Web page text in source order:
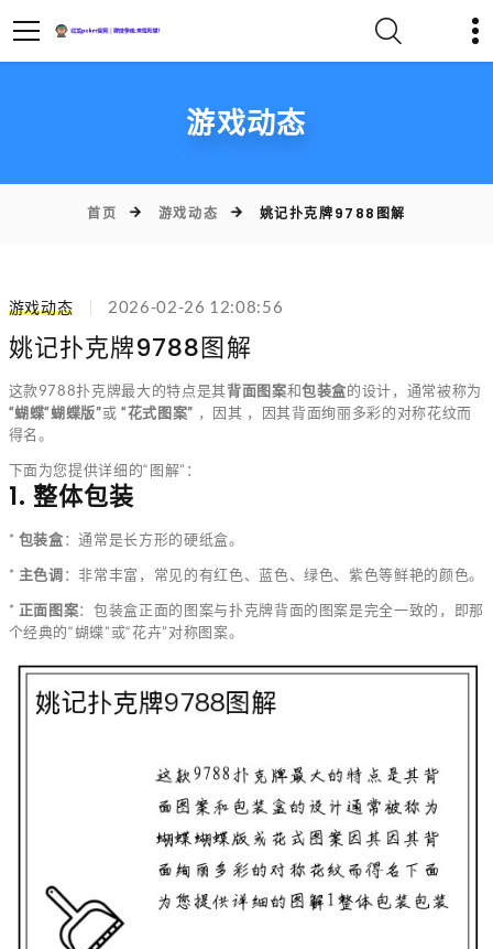
游戏动态
首页 游戏动态 姚记扑克牌9788图解
游戏动态 2026-02-26 12:08:56
姚记扑克牌9788图解
这款9788扑克牌最大的特点是其背面图案和包装盒的设计，通常被称为
“蝴蝶“蝴蝶版”或“花式图案” ，因其 ，因其背面绚丽多彩的对称花纹而
得名。
下面为您提供详细的“图解”：
1. 整体包装
* 包装盒：通常是长方形的硬纸盒。
* 主色调：非常丰富，常见的有红色、蓝色、绿色、紫色等鲜艳的颜色。
* 正面图案：包装盒正面的图案与扑克牌背面的图案是完全一致的，即那
个经典的“蝴蝶”或“花卉”对称图案。